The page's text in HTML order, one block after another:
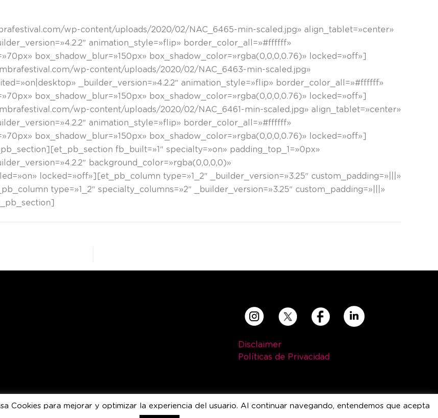
wp-content/uploads/2020/02/NAC_6465-min-scaled.jpg» align_tablet=»center»
animation_style=»flip» border_color_all=»#ffffff»
box_shadow_blur=»150px» box_shadow_color=»rgba(0,0,0,0.76)» locked=»off»]
wp-content/uploads/2020/02/NAC_6463-min-scaled.jpg»
_builder_version=»4.2.2″ animation_style=»flip» border_color_all=»#ffffff»
box_shadow_blur=»150px» box_shadow_color=»rgba(0,0,0,0.76)» locked=»off»]
wp-content/uploads/2020/02/NAC_6461-min-scaled.jpg» align_tablet=»center»
animation_style=»flip» border_color_all=»#ffffff»
box_shadow_blur=»150px» box_shadow_color=»rgba(0,0,0,0.76)» locked=»off»]
fb_built=»1″ specialty=»on» padding_top_1=»0px»
background_color=»rgba(0,0,0,0)»
locked=»off»][et_pb_column type=»1_2″ _builder_version=»3.25″ custom_padding=»|||»
type=»1_2″ specialty_columns=»2″ _builder_version=»3.25″ custom_padding=»|||»
Disclaimer
Políticas de Privacidad
los derechos © 2026 Umbra Light Festival
Cookies para mejorar y optimizar la experiencia del usuario. Al continuar navegando, entendemos que acepta